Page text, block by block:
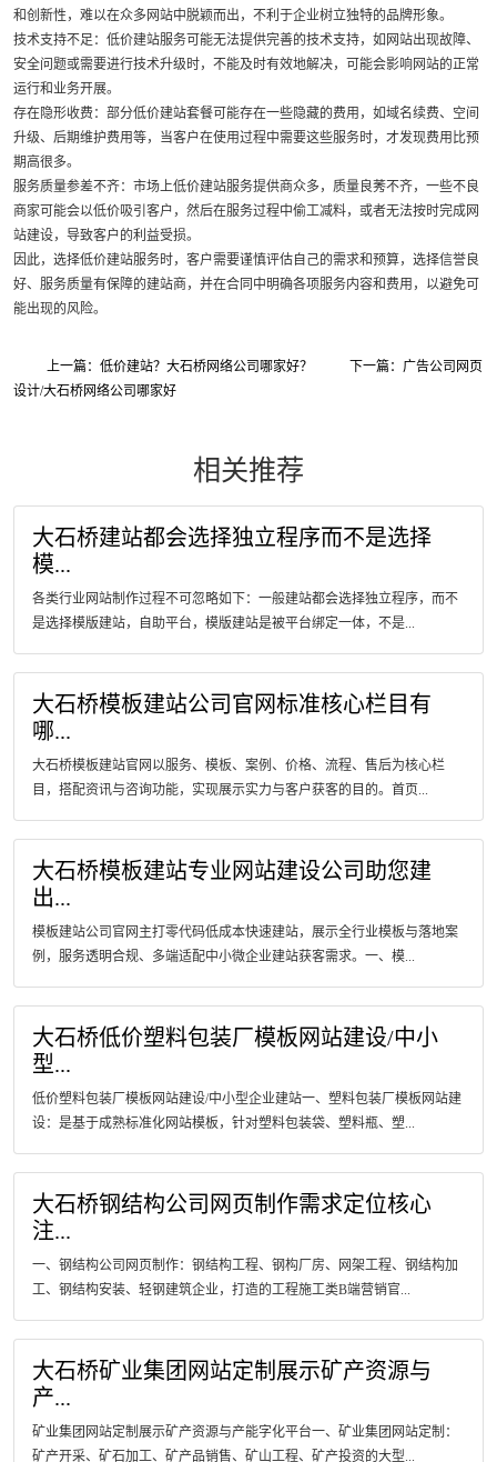
和创新性，难以在众多网站中脱颖而出，不利于企业树立独特的品牌形象。
技术支持不足：低价建站服务可能无法提供完善的技术支持，如网站出现故障、
安全问题或需要进行技术升级时，不能及时有效地解决，可能会影响网站的正常
运行和业务开展。
存在隐形收费：部分低价建站套餐可能存在一些隐藏的费用，如域名续费、空间
升级、后期维护费用等，当客户在使用过程中需要这些服务时，才发现费用比预
期高很多。
服务质量参差不齐：市场上低价建站服务提供商众多，质量良莠不齐，一些不良
商家可能会以低价吸引客户，然后在服务过程中偷工减料，或者无法按时完成网
站建设，导致客户的利益受损。
因此，选择低价建站服务时，客户需要谨慎评估自己的需求和预算，选择信誉良
好、服务质量有保障的建站商，并在合同中明确各项服务内容和费用，以避免可
能出现的风险。
上一篇：低价建站？大石桥网络公司哪家好？
下一篇：广告公司网页
设计/大石桥网络公司哪家好
相关推荐
大石桥建站都会选择独立程序而不是选择
模...
各类行业网站制作过程不可忽略如下：一般建站都会选择独立程序，而不
是选择模版建站，自助平台，模版建站是被平台绑定一体，不是...
大石桥模板建站公司官网标准核心栏目有
哪...
大石桥模板建站官网以服务、模板、案例、价格、流程、售后为核心栏
目，搭配资讯与咨询功能，实现展示实力与客户获客的目的。首页...
大石桥模板建站专业网站建设公司助您建
出...
模板建站公司官网主打零代码低成本快速建站，展示全行业模板与落地案
例，服务透明合规、多端适配中小微企业建站获客需求。一、模...
大石桥低价塑料包装厂模板网站建设/中小
型...
低价塑料包装厂模板网站建设/中小型企业建站一、塑料包装厂模板网站建
设：是基于成熟标准化网站模板，针对塑料包装袋、塑料瓶、塑...
大石桥钢结构公司网页制作需求定位核心
注...
一、钢结构公司网页制作：钢结构工程、钢构厂房、网架工程、钢结构加
工、钢结构安装、轻钢建筑企业，打造的工程施工类B端营销官...
大石桥矿业集团网站定制展示矿产资源与
产...
矿业集团网站定制展示矿产资源与产能字化平台一、矿业集团网站定制：
矿产开采、矿石加工、矿产品销售、矿山工程、矿产投资的大型...